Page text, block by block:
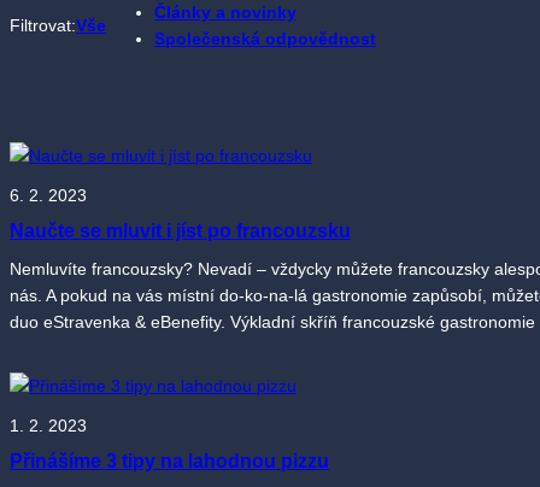
Filtrovat:Vše
Články a novinky
Společenská odpovědnost
6. 2. 2023
Naučte se mluvit i jíst po francouzsku
Nemluvíte francouzsky? Nevadí – vždycky můžete francouzsky
nás. A pokud na vás místní do-ko-na-lá gastronomie zapůsobí,
duo eStravenka & eBenefity. Výkladní skříň francouzské
1. 2. 2023
Přinášíme 3 tipy na lahodnou pizzu